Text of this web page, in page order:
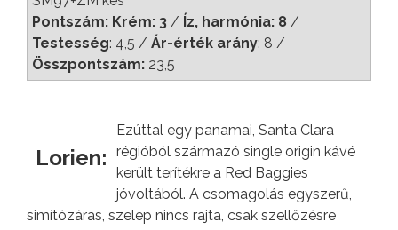
Pontszám: Krém: 3 / Íz, harmónia: 8 /
Testesség: 4,5 / Ár-érték arány: 8 /
Összpontszám: 23,5
Lorien:
Ezúttal egy panamai, Santa Clara
régióból származó single origin kávé
került terítékre a Red Baggies
jóvoltából. A csomagolás egyszerű,
simítózáras, szelep nincs rajta, csak szellőzésre